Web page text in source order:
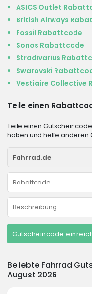
ASICS Outlet
British Airways
Fossil Rabattcode
Sonos Rabattcode
Stradivarius
Swarovski
Vestiaire Collective
Teile einen
Teile einen
haben und helfe anderen
Gutscheincode
Beliebte Fahrrad
August 2026